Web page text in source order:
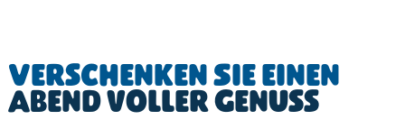
Verschenken Sie einen
Abend voller Genuss